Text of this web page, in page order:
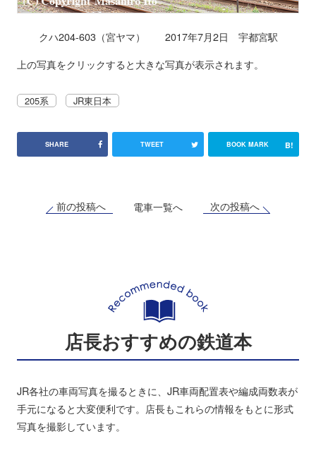
クハ204-603（宮ヤマ） 2017年7月2日 宇都宮駅
上の写真をクリックすると大きな写真が表示されます。
205系 JR東日本
SHARE TWEET BOOK MARK B!
前の投稿へ 電車一覧へ 次の投稿へ
店長おすすめの鉄道本
JR各社の車両写真を撮るときに、JR車両配置表や編成両数表が
手元になると大変便利です。店長もこれらの情報をもとに形式
写真を撮影しています。